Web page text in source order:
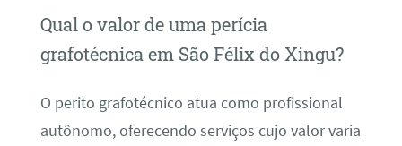
Qual o valor de uma perícia
grafotécnica em São Félix do Xingu?
O perito grafotécnico atua como profissional
autônomo, oferecendo serviços cujo valor varia